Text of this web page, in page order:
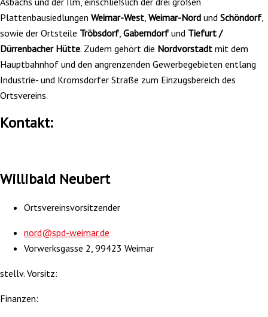
Plattenbausiedlungen Weimar-West Weimar-Nord und Schöndorf,
sowie der Ortsteile Tröbsdorf, Gaberndorfund Tiefurt /
Dürrenbacher Hütte. Zudem gehört die Nordvorstadt mit dem
Hauptbahnhof und den angrenzenden Gewerbegebieten entlang
Industrie- und Kromsdorfer Straße zum Einzugsbereich des
Ortsvereins.
Kontakt:
Willibald Neubert
Ortsvereinsvorsitzender
nord@spd-weimar.de
Vorwerksgasse 2, 99423 Weimar
stellv. Vorsitz:
Finanzen: